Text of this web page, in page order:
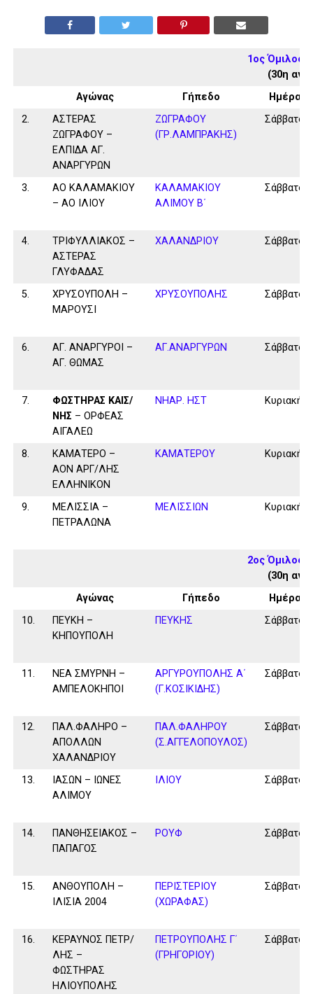
1ος Όμιλος
(30η
Αγώνας
Γήπεδο
Ημέρα
2.
ΑΣΤΕΡΑΣ
ΖΩΓΡΑΦΟΥ –
ΕΛΠΙΔΑ ΑΓ.
ΑΝΑΡΓΥΡΩΝ
ΖΩΓΡΑΦΟΥ
(ΓΡ.ΛΑΜΠΡΑΚΗΣ)
Σάββατο
3.
ΑΟ ΚΑΛΑΜΑΚΙΟΥ
– ΑΟ ΙΛΙΟΥ
ΚΑΛΑΜAKIOY
ΑΛΙΜΟΥ Β΄
Σάββατο
4.
ΤΡΙΦΥΛΛΙΑΚΟΣ –
ΑΣΤΕΡΑΣ
ΓΛΥΦΑΔΑΣ
ΧΑΛΑΝΔΡΙΟΥ Σάββατο
5.
ΧΡΥΣΟΥΠΟΛΗ –
ΜΑΡΟΥΣΙ
ΧΡΥΣΟΥΠΟΛΗΣ Σάββατο
6.
ΑΓ. ΑΝΑΡΓΥΡΟΙ –
ΑΓ. ΘΩΜΑΣ
ΑΓ.ΑΝΑΡΓΥΡΩΝ Σάββατο
7.
ΦΩΣΤΗΡΑΣ ΚΑΙΣ/
ΝΗΣ – ΟΡΦΕΑΣ
ΑΙΓΑΛΕΩ
ΝΗΑΡ. ΗΣΤ Κυριακή
8.
ΚΑΜΑΤΕΡΟ –
ΑΟΝ ΑΡΓ/ΛΗΣ
ΕΛΛΗΝΙΚΟΝ
ΚΑΜΑΤΕΡΟΥ Κυριακή
9.
ΜΕΛΙΣΣΙΑ –
ΠΕΤΡΑΛΩΝΑ
ΜΕΛΙΣΣΙΩΝ Κυριακή
2ος Όμιλος
(30η
Αγώνας
Γήπεδο
Ημέρα
10.
ΠΕΥΚΗ –
ΚΗΠΟΥΠΟΛΗ
ΠΕΥΚΗΣ Σάββατο
11.
ΝΕΑ ΣΜΥΡΝΗ –
ΑΜΠΕΛΟΚΗΠΟΙ
ΑΡΓΥΡΟΥΠΟΛΗΣ Α΄
(Γ.ΚΟΣΙΚΙΔΗΣ)
Σάββατο
12.
ΠΑΛ.ΦΑΛΗΡΟ –
ΑΠΟΛΛΩΝ
ΧΑΛΑΝΔΡΙΟΥ
ΠΑΛ.ΦΑΛΗΡΟΥ
(Σ.ΑΓΓΕΛΟΠΟΥΛΟΣ)
Σάββατο
13.
ΙΑΣΩΝ – ΙΩΝΕΣ
ΑΛΙΜΟΥ
ΙΛΙΟΥ Σάββατο
14.
ΠΑΝΘΗΣΕΙΑΚΟΣ –
ΠΑΠΑΓΟΣ
ΡΟΥΦ Σάββατο
15.
ΑΝΘΟΥΠΟΛΗ –
ΙΛΙΣΙΑ 2004
ΠΕΡΙΣΤΕΡΙΟΥ
(ΧΩΡΑΦΑΣ)
Σάββατο
16.
ΚΕΡΑΥΝΟΣ ΠΕΤΡ/
ΛΗΣ –
ΦΩΣΤΗΡΑΣ
ΗΛΙΟΥΠΟΛΗΣ
ΠΕΤΡΟΥΠΟΛΗΣ Γ΄
(ΓΡΗΓΟΡΙΟΥ)
Σάββατο